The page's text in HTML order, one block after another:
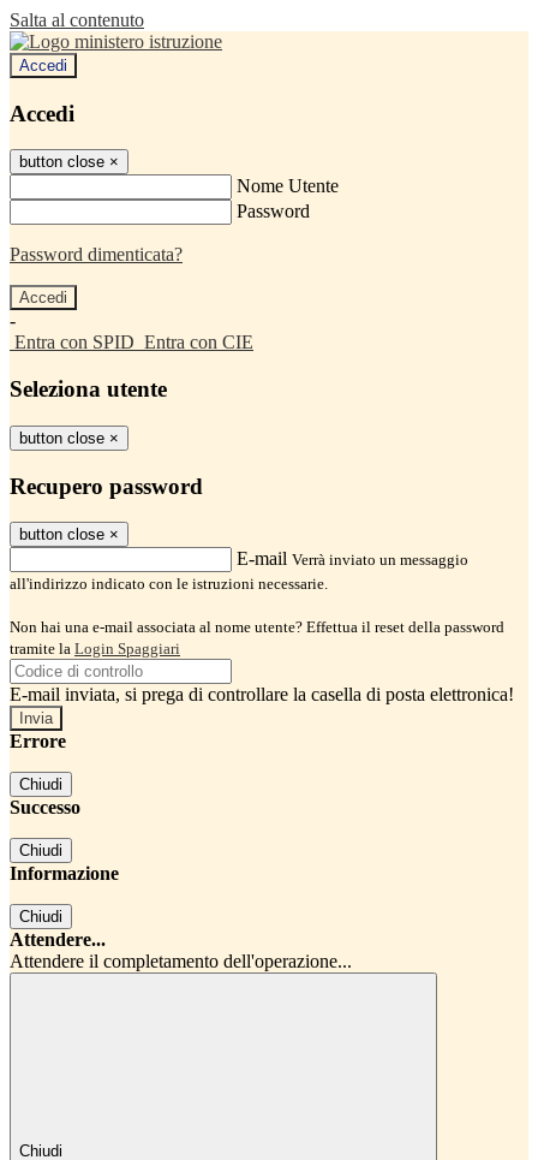
Salta al contenuto
Accedi
Accedi
button close ×
Nome Utente
Password
Password dimenticata?
-
Entra con SPID Entra con CIE
Seleziona utente
button close ×
Recupero password
button close ×
E-mail Verrà inviato un messaggio
all'indirizzo indicato con le istruzioni necessarie.
Non hai una e-mail associata al nome utente? Effettua il reset della password
tramite la Login Spaggiari
E-mail inviata, si prega di controllare la casella di posta elettronica!
Errore
Chiudi
Successo
Chiudi
Informazione
Chiudi
Attendere...
Attendere il completamento dell'operazione...
Chiudi